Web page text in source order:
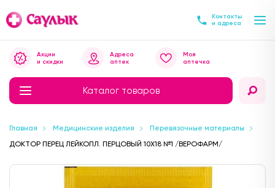
Контакты
и адреса
Каталог товаров
Акции
и скидки
Адреса
аптек
Моя
аптечка
Главная Медицинские изделия
Перевязочные материалы
ДОКТОР ПЕРЕЦ ЛЕЙКОПЛ. ПЕРЦОВЫЙ 10X18 №1 /ВЕРОФАРМ/